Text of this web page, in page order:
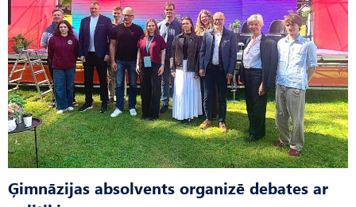
Ģimnāzijas absolvents organizē debates ar